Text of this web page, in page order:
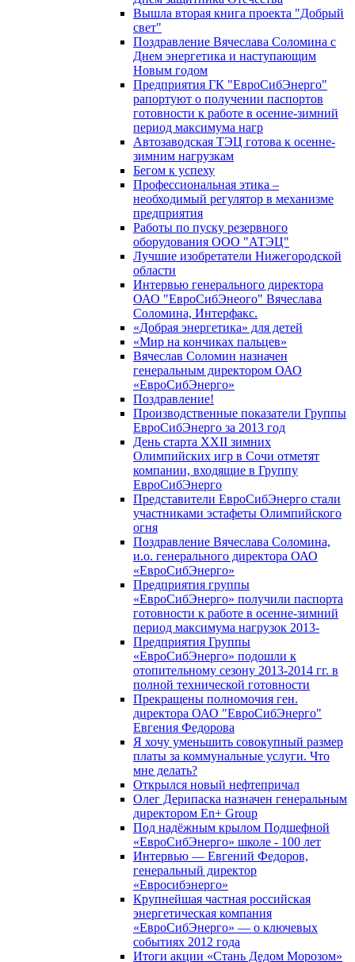
Вышла вторая книга проекта "Добрый
свет"
Поздравление Вячеслава Соломина с
Днем энергетика и наступающим
Новым годом
Предприятия ГК "ЕвроСибЭнерго"
рапортуют о получении паспортов
готовности к работе в осенне-зимний
период максимума нагр
Автозаводская ТЭЦ готова к осенне-
зимним нагрузкам
Бегом к успеху
Профессиональная этика –
необходимый регулятор в механизме
предприятия
Работы по пуску резервного
оборудования ООО "АТЭЦ"
Лучшие изобретатели Нижегородской
области
Интервью генерального директора
ОАО "ЕвроСибЭнеого" Вячеслава
Соломина, Интерфакс.
«Добрая энергетика» для детей
«Мир на кончиках пальцев»
Вячеслав Соломин назначен
генеральным директором ОАО
«ЕвроСибЭнерго»
Поздравление!
Производственные показатели Группы
ЕвроСибЭнерго за 2013 год
День старта XXII зимних
Олимпийских игр в Сочи отметят
компании, входящие в Группу
ЕвроСибЭнерго
Представители ЕвроСибЭнерго стали
участниками эстафеты Олимпийского
огня
Поздравление Вячеслава Соломина,
и.о. генерального директора ОАО
«ЕвроСибЭнерго»
Предприятия группы
«ЕвроСибЭнерго» получили паспорта
готовности к работе в осенне-зимний
период максимума нагрузок 2013-
Предприятия Группы
«ЕвроСибЭнерго» подошли к
отопительному сезону 2013-2014 гг. в
полной технической готовности
Прекращены полномочия ген.
директора ОАО "ЕвроСибЭнерго"
Евгения Федорова
Я хочу уменьшить совокупный размер
платы за коммунальные услуги. Что
мне делать?
Открылся новый нефтепричал
Олег Дерипаска назначен генеральным
директором En+ Group
Под надёжным крылом Подшефной
«ЕвроСибЭнерго» школе - 100 лет
Интервью — Евгений Федоров,
генеральный директор
«Евросибэнерго»
Крупнейшая частная российская
энергетическая компания
«ЕвроСибЭнерго» — о ключевых
событиях 2012 года
Итоги акции «Стань Дедом Морозом»